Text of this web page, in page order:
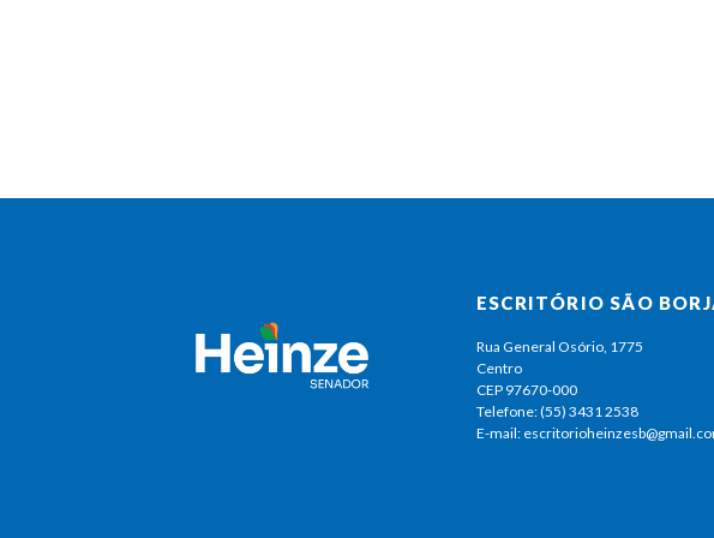
ESCRITÓRIO SÃO
Rua General Osório, 1775
Centro
CEP 97670-000
Telefone: (55) 3431 2538
E-mail: